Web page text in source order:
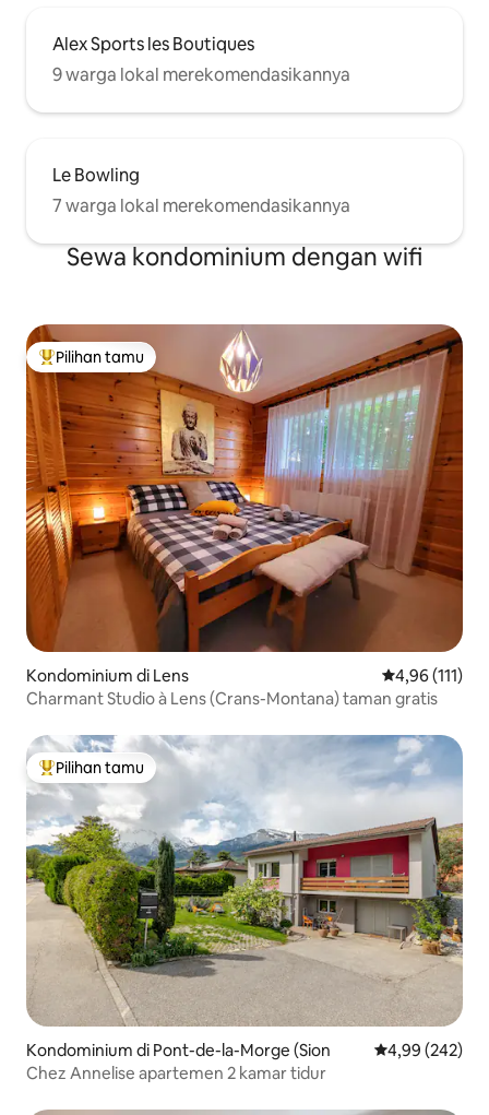
Alex Sports les Boutiques
9 warga lokal merekomendasikannya
Le Bowling
7 warga lokal merekomendasikannya
Sewa kondominium dengan wifi
Pilihan tamu terpopuler
Pilihan tamu
Kondominium di Lens Nilai rata-rata
4,96 (111)
Charmant Studio à Lens (Crans-Montana) taman gratis
Pilihan tamu terpopuler
Pilihan tamu
Kondominium di Pont-de-la-Morge (Sion Nilai rata-rata
4,99 (242)
Chez Annelise apartemen 2 kamar tidur